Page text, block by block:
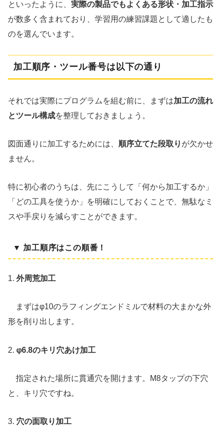
といったように、 実際の製品でもよくある形状・加工指示
が数多く含まれており、学習用の練習課題として適したも
のを選んでいます。
加工順序・ツール番号は以下の通り
それでは実際にプログラムを組む前に、まずは加工の流れ
とツール構成を整理しておきましょう。
図面通りに加工するためには、 順序立てた段取り が欠かせ
ません。
特に初心者のうちは、先にこうして「何から加工するか」
「どの工具を使うか」を明確にしておくことで、無駄なミ
スや手戻りを減らすことができます。
▼ 加工順序はこの順番！
1. 外周荒加工
まずはφ10のラフィングエンドミルで材料の大まかな外
形を削り出します。
2. φ6.8のキリ穴あけ加工
指定された場所に貫通穴を開けます。M8タップの下穴
と、キリ穴ですね。
3. 穴の面取り加工